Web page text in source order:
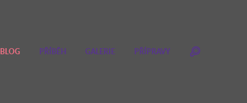
BLOG PŘÍBĚH GALERIE PŘÍPRAVY